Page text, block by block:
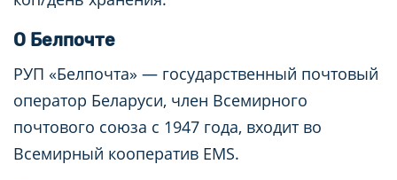
О Белпочте
РУП «Белпочта» — государственный почтовый
оператор Беларуси, член Всемирного
почтового союза с 1947 года, входит во
Всемирный кооператив EMS.